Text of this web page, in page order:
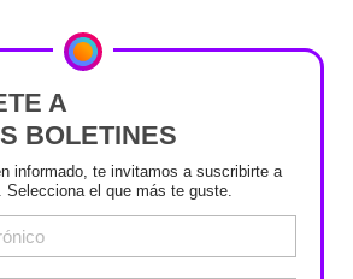
A
BOLETINES
informado, te invitamos a suscribirte a
Selecciona el que más te guste.